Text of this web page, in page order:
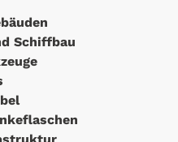
Schiffbau